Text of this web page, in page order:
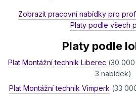
Zobrazit pracovní nabídky pro
Platy podle všech
Platy podle
Plat Montážní technik Liberec (30 000
3 nabídek)
Plat Montážní technik Vimperk (33